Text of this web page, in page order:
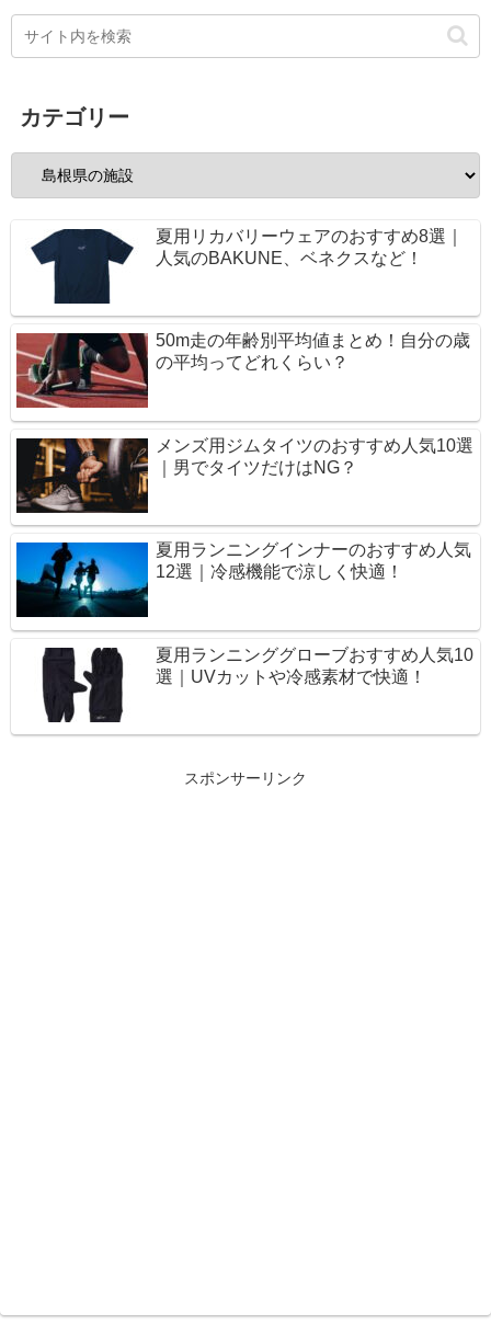
カテゴリー
夏用リカバリーウェアのおすすめ8選｜
人気のBAKUNE、ベネクスなど！
50m走の年齢別平均値まとめ！自分の歳
の平均ってどれくらい？
メンズ用ジムタイツのおすすめ人気10選
｜男でタイツだけはNG？
夏用ランニングインナーのおすすめ人気
12選｜冷感機能で涼しく快適！
夏用ランニンググローブおすすめ人気10
選｜UVカットや冷感素材で快適！
スポンサーリンク